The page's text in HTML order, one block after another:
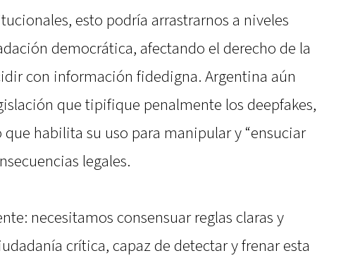
esto podría arrastrarnos a niveles
democrática, afectando el derecho de la
con información fidedigna. Argentina aún
que tipifique penalmente los deepfakes,
habilita su uso para manipular y “ensuciar
legales.
necesitamos consensuar reglas claras y
crítica, capaz de detectar y frenar esta